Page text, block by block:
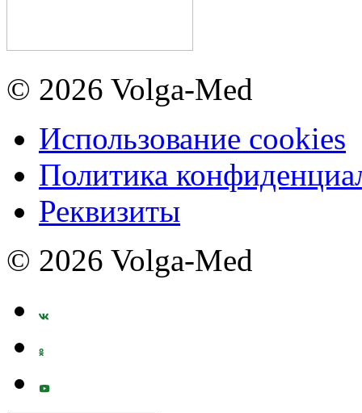
© 2026 Volga-Med
Использование cookies
Политика
Реквизиты
© 2026 Volga-Med